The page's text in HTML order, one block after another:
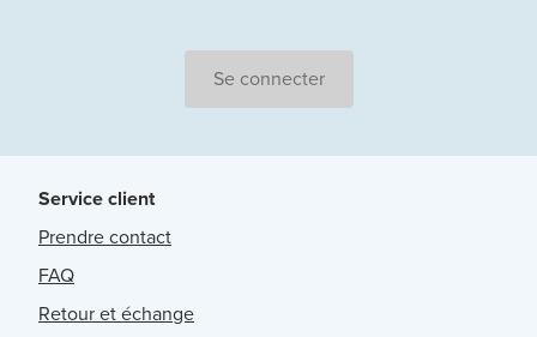
Se connecter
Service client
Prendre contact
FAQ
Retour et échange